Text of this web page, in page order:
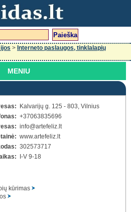
> Interneto paslaugos, tinklalapių
MENIU
Kalvarijų g. 125 - 803, Vilnius
+37063835696
info@artefeliz.lt
www.artefeliz.lt
302573717
I-V 9-18
kūrimas